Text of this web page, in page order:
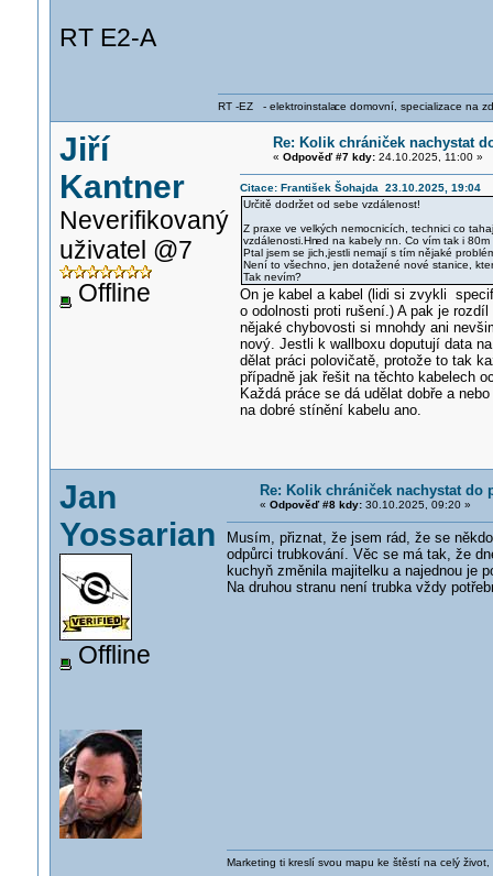
RT E2-A
RT -EZ - elektroinstalace domovní, specializace na
Jiří
Kantner
Neverifikovaný
uživatel @7
Offline
Re: Kolik chrániček nachystat
« Odpověď #7 kdy:24.10.2025, 11:00 »
Citace: František Šohajda 23.10.2025, 19:04
Určitě dodržet od sebe vzdálenost!
Z praxe ve velkých nemocnicích, technici co
vzdálenosti.Hned na kabely nn. Co vím tak i
Ptal jsem se jich,jestli nemají s tím nějaké
Není to všechno, jen dotažené nové stanice,
Tak nevím?
On je kabel a kabel (lidi si zvykli
o odolnosti proti rušení.) A pak je
nějaké chybovosti si mnohdy ani
nový. Jestli k wallboxu doputují data
dělat práci polovičatě, protože to tak
případně jak řešit na těchto kabelech
Každá práce se dá udělat dobře a
na dobré stínění kabelu ano.
Jan
Yossarian
Offline
Re: Kolik chrániček nachystat do
« Odpověď #8 kdy:30.10.2025, 09:20 »
Musím, přiznat, že jsem rád, že se
odpůrci trubkování. Věc se má tak, že
kuchyň změnila majitelku a najednou je
Na druhou stranu není trubka vždy
Marketing ti kreslí svou mapu ke štěstí na celý